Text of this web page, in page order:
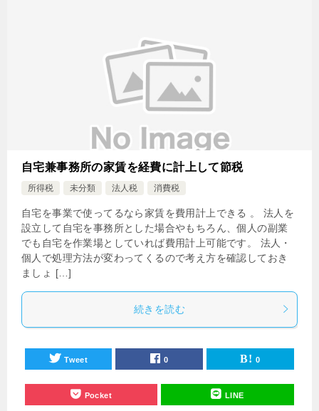
自宅兼事務所の家賃を経費に計上して節税
所得税 未分類 法人税 消費税
自宅を事業で使ってるなら家賃を費用計上できる 。 法人を
設立して自宅を事務所とした場合やもちろん、個人の副業
でも自宅を作業場としていれば費用計上可能です。 法人・
個人で処理方法が変わってくるので考え方を確認しておき
ましょ […]
続きを読む
Tweet 0 0
Pocket LINE